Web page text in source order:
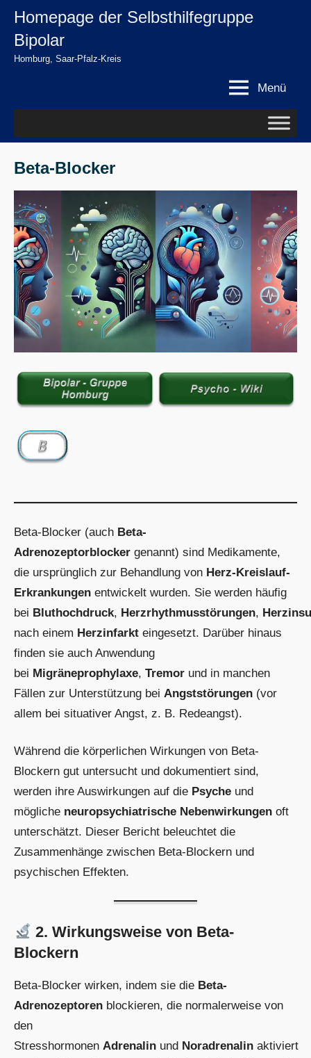
springen
Zum
springen
Homepage der Selbsthilfegruppe
Bipolar
Homburg, Saar-Pfalz-Kreis
Menü
Beta-Blocker
Beta-Blocker (auch Beta-
Adrenozeptorblocker genannt) sind Medikamente,
die ursprünglich zur Behandlung von Herz-Kreislauf-
Erkrankungen entwickelt wurden. Sie werden häufig
bei Bluthochdruck, Herzrhythmusstörungen,
nach einem Herzinfarkt eingesetzt. Darüber hinaus
finden sie auch Anwendung
bei Migräneprophylaxe, Tremor und in manchen
Fällen zur Unterstützung bei Angststörungen (vor
allem bei situativer Angst, z. B. Redeangst).
Während die körperlichen Wirkungen von Beta-
Blockern gut untersucht und dokumentiert sind,
werden ihre Auswirkungen auf die Psyche und
mögliche neuropsychiatrische Nebenwirkungen oft
unterschätzt. Dieser Bericht beleuchtet die
Zusammenhänge zwischen Beta-Blockern und
psychischen Effekten.
2. Wirkungsweise von Beta-
Blockern
Beta-Blocker wirken, indem sie die Beta-
Adrenozeptoren blockieren, die normalerweise von
den
Stresshormonen Adrenalin und Noradrenalin aktiviert